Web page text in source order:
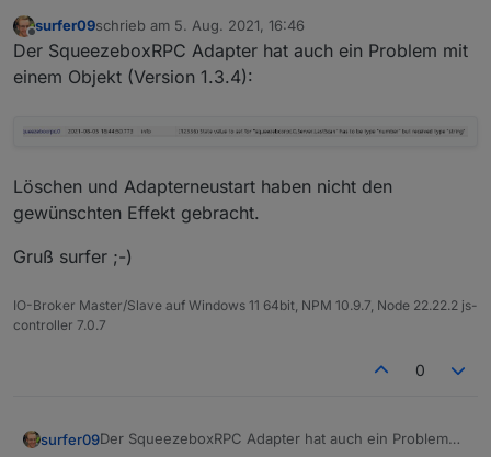
Offline
surfer09schrieb am 5. Aug. 2021, 16:46
zuletzt editiert von
Der SqueezeboxRPC Adapter hat auch ein Problem mit
einem Objekt (Version 1.3.4):
Löschen und Adapterneustart haben nicht den
gewünschten Effekt gebracht.
Gruß surfer ;-)
IO-Broker Master/Slave auf Windows 11 64bit, NPM 10.9.7, Node 22.22.2 js-
controller 7.0.7
0
surfer09Der SqueezeboxRPC Adapter hat auch ein Problem